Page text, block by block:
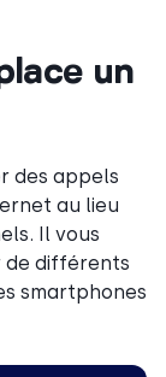
un
des appels
au lieu
Il vous
de différents
smartphones